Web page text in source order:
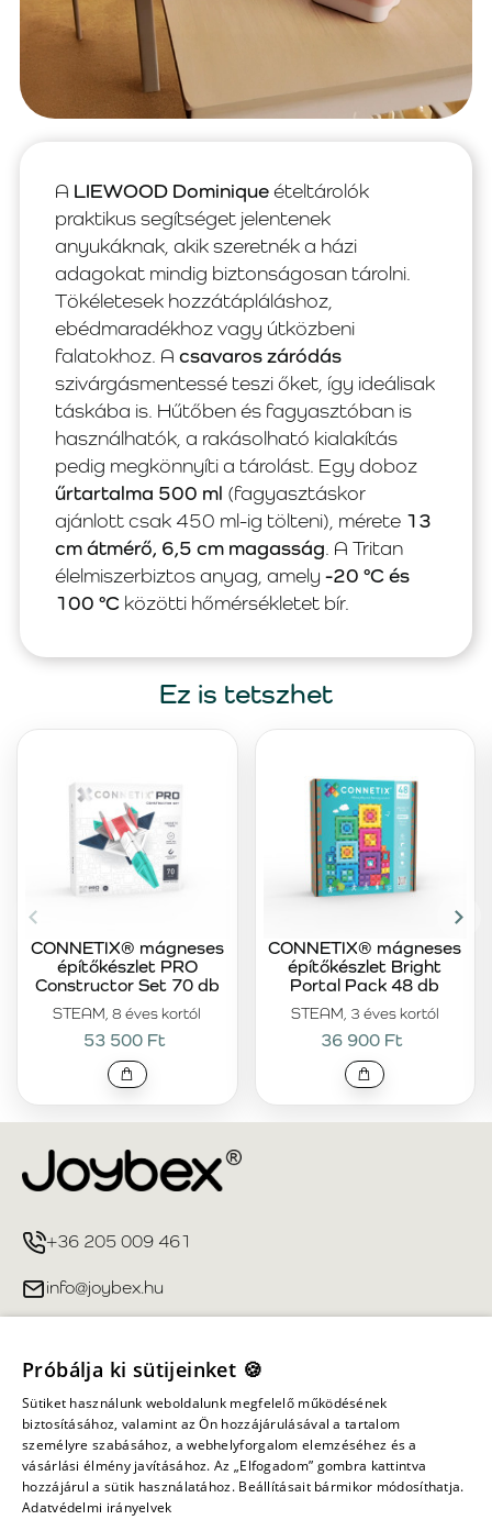
A LIEWOOD Dominiqueételtárolók
praktikus segítséget jelentenek
anyukáknak, akik szeretnék a házi
adagokat mindig biztonságosan tárolni.
Tökéletesek hozzátápláláshoz,
ebédmaradékhoz vagy útközbeni
falatokhoz. A csavaros záródás
szivárgásmentessé teszi őket, így ideálisak
táskába is. Hűtőben és fagyasztóban is
használhatók, a rakásolható kialakítás
pedig megkönnyíti a tárolást. Egy doboz
űrtartalma 500 ml (fagyasztáskor
ajánlott csak 450 ml-ig tölteni), mérete 13
cm átmérő, 6,5 cm magasság. A Tritan
élelmiszerbiztos anyag, amely -20 °C és
100 °C közötti hőmérsékletet bír.
Ez is tetszhet
STEAM, 8 éves kortól
CONNETIX® mágneses
építőkészlet PRO
Constructor Set 70 db
53 500 Ft
STEAM, 3 éves kortól
CONNETIX® mágneses
építőkészlet Bright
Portal Pack 48 db
36 900 Ft
+36 205 009 461
info@joybex.hu
Fiókom
Információ
Próbálja ki sütijeinket 🍪
Sütiket használunk weboldalunk megfelelő működésének
biztosításához, valamint az Ön hozzájárulásával a tartalom
személyre szabásához, a webhelyforgalom elemzéséhez és a
vásárlási élmény javításához. Az „Elfogadom” gombra kattintva
hozzájárul a sütik használatához. Beállításait bármikor módosíthatja.
Adatvédelmi irányelvek